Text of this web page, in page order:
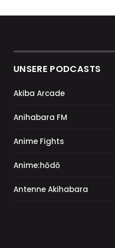
UNSERE PODCASTS
Akiba Arcade
Anihabara FM
Anime Fights
Anime:hōdō
Antenne Akihabara